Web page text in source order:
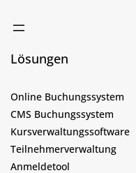
Lösungen
Online Buchungssystem
CMS Buchungssystem
Kursverwaltungssoftware
Teilnehmerverwaltung
Anmeldetool